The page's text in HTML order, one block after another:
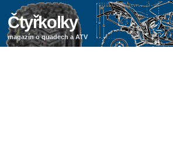
Čtyřkolky
magazín o quadech a ATV